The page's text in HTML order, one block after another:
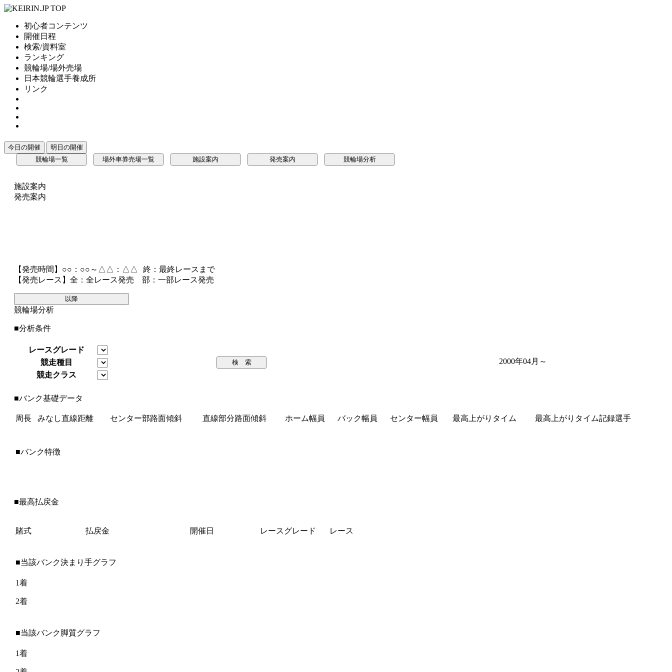
初心者コンテンツ
開催日程
検索/資料室
ランキング
競輪場/場外売場
日本競輪選手養成所
リンク
今日の開催
明日の開催
競輪場一覧
場外車券売場一覧 施設案内 発売案内 競輪場分析
施設案内
発売案内
【発売時間】 ○○：○○～△△：△△ 終 ：最終レースまで
【発売レース】 全 ：全レース発売 部 ：一部レース発売
以降
競輪場分析
■分析条件
レースグレード
検 索
競走種目
競走クラス
2000年04月～
■バンク基礎データ
周長 みなし直線距離 センター部路面傾斜 直線部分路面傾斜 ホーム幅員 バック幅員 センター幅員 最高上がりタイム 最高上がりタイム記録選手
■バンク特徴
■最高払戻金
賭式 払戻金 開催日 レースグレード レース
■当該バンク決まり手グラフ
1着
2着
■当該バンク脚質グラフ
1着